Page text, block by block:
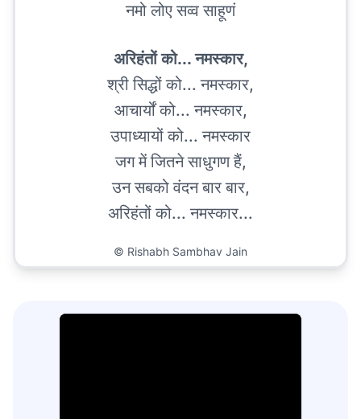
नमो लोए सव्व साहूणं
अरिहंतों को... नमस्कार,
श्री सिद्धों को... नमस्कार,
आचार्यों को... नमस्कार,
उपाध्यायों को... नमस्कार
जग में जितने साधुगण हैं,
उन सबको वंदन बार बार,
अरिहंतों को... नमस्कार...
© Rishabh Sambhav Jain